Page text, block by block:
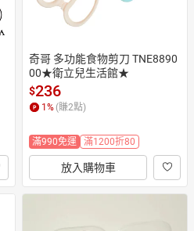
奇哥 多功能食物剪刀 TNE8890
00★衛立兒生活館★
$236
1 % (賺2點)
滿990免運 滿1200折80
放入購物車